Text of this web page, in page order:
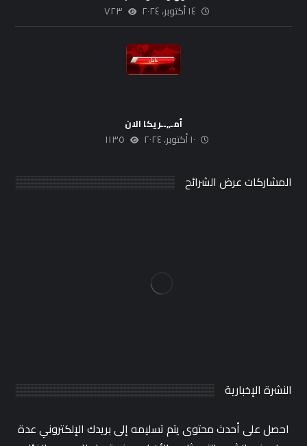
١٤ أكتوبر، ٢٠٢٤ ٧٢٣
أمـ,,ــريكا الان
١٠ أكتوبر، ٢٠٢٤ ١١٣٥
المشاركات عرض الشرائح
النشرة الإخبارية
احصل على أحدث محتوى يتم تسليمه إلى بريدك الإلكتروني عدة